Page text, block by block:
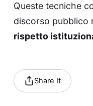
Queste tecniche
discorso pubblico
rispetto
Share It